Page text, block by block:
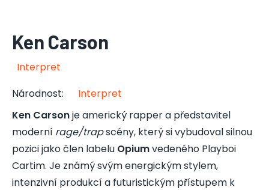
Ken Carson
Interpret
Národnost:
Interpret
Ken Carsonje americký rapper a představitel
moderní rage/trapscény, který si vybudoval silnou
pozici jako člen labelu Opiumvedeného Playboi
Cartim. Je známý svým energickým stylem,
intenzivní produkcí a futuristickým přístupem k